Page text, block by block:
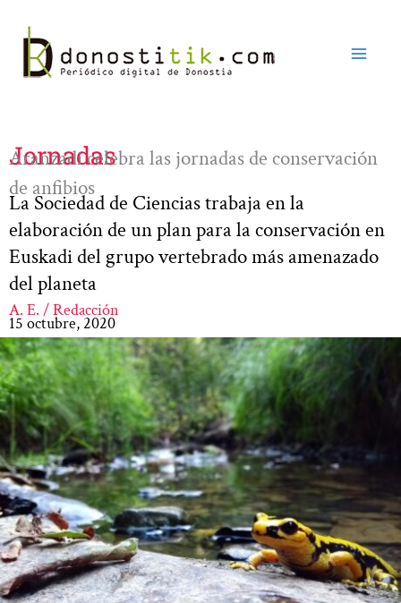
contenido
Jornadas
Aranzadi celebra las jornadas de conservación
de anfibios
La Sociedad de Ciencias trabaja en la
elaboración de un plan para la conservación en
Euskadi del grupo vertebrado más amenazado
del planeta
A. E. / Redacción
15 octubre, 2020